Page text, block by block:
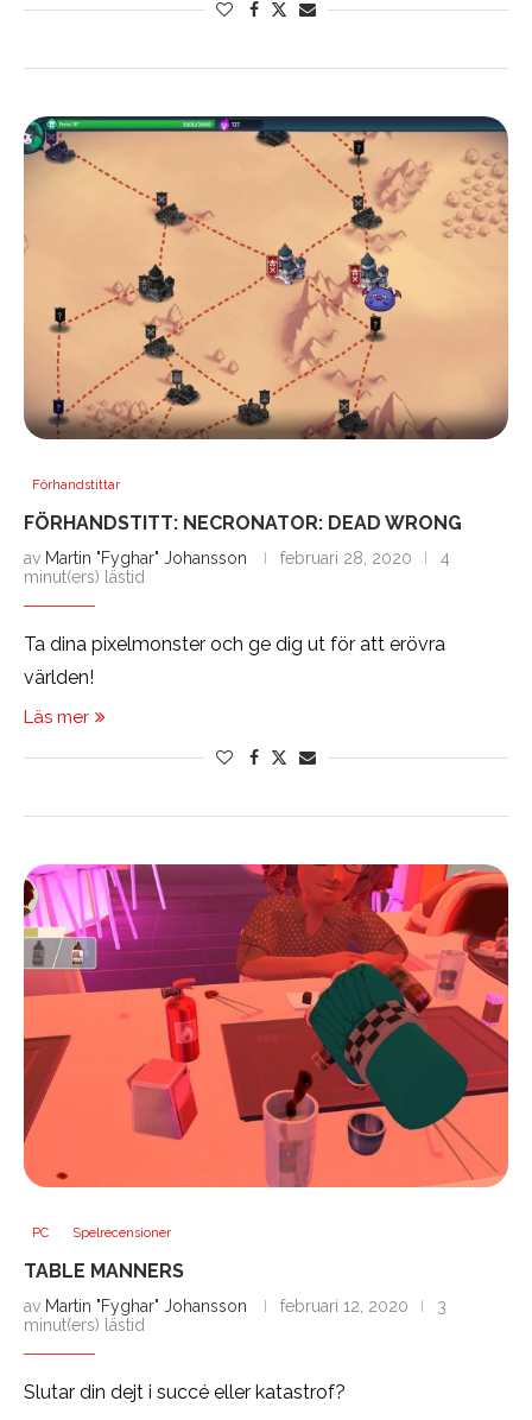
Förhandstittar
FÖRHANDSTITT: NECRONATOR: DEAD WRONG
av Martin "Fyghar" Johansson februari 28, 2020
4
minut(ers) lästid
Ta dina pixelmonster och ge dig ut för att erövra
världen!
Läs mer
PC Spelrecensioner
TABLE MANNERS
av Martin "Fyghar" Johansson februari 12, 2020
3
minut(ers) lästid
Slutar din dejt i succé eller katastrof?